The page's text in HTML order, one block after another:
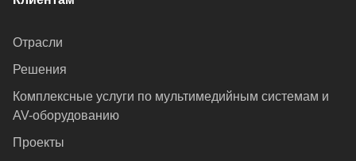
Отрасли
Решения
Комплексные услуги по мультимедийным системам и
AV-оборудованию
Проекты